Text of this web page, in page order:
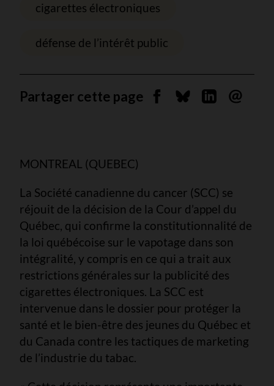
cigarettes électroniques
défense de l’intérêt public
Partager cette page Partager sur Facebook
Partager sur
Partager sur
MONTREAL (QUEBEC)
La Société canadienne du cancer (SCC) se
réjouit de la décision de la Cour d’appel du
Québec, qui confirme la constitutionnalité de
la loi québécoise sur le vapotage dans son
intégralité, y compris en ce qui a trait aux
restrictions générales sur la publicité des
cigarettes électroniques. La SCC est
intervenue dans le dossier pour protéger la
santé et le bien-être des jeunes du Québec et
du Canada contre les tactiques de marketing
de l’industrie du tabac.